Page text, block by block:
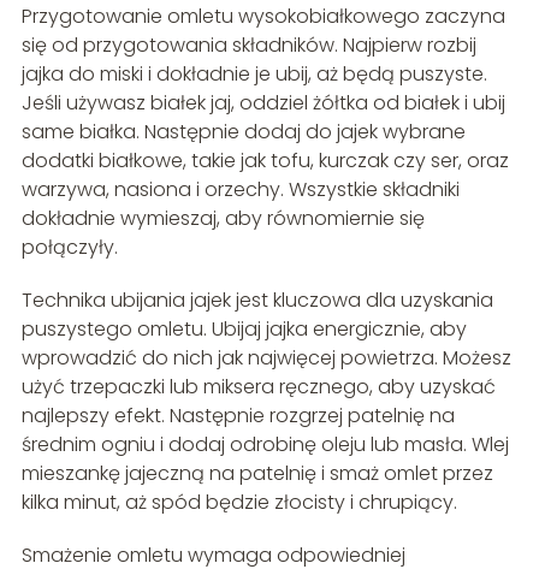
Przygotowanie omletu wysokobiałkowego zaczyna
się od przygotowania składników. Najpierw rozbij
jajka do miski i dokładnie je ubij, aż będą puszyste.
Jeśli używasz białek jaj, oddziel żółtka od białek i ubij
same białka. Następnie dodaj do jajek wybrane
dodatki białkowe, takie jak tofu, kurczak czy ser, oraz
warzywa, nasiona i orzechy. Wszystkie składniki
dokładnie wymieszaj, aby równomiernie się
połączyły.
Technika ubijania jajek jest kluczowa dla uzyskania
puszystego omletu. Ubijaj jajka energicznie, aby
wprowadzić do nich jak najwięcej powietrza. Możesz
użyć trzepaczki lub miksera ręcznego, aby uzyskać
najlepszy efekt. Następnie rozgrzej patelnię na
średnim ogniu i dodaj odrobinę oleju lub masła. Wlej
mieszankę jajeczną na patelnię i smaż omlet przez
kilka minut, aż spód będzie złocisty i chrupiący.
Smażenie omletu wymaga odpowiedniej